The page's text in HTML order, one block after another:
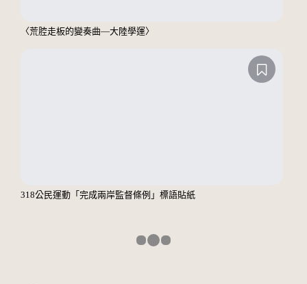
〈荒腔走板的變奏曲—大陸學運〉
318公民運動「完成兩岸監督條例」標語貼紙